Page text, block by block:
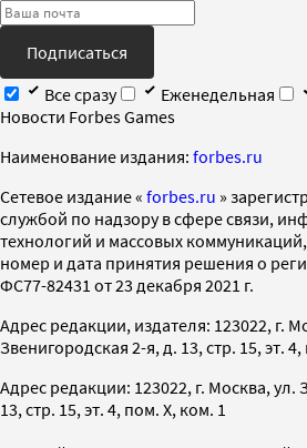
Подписаться
Все сразу
Еженедельная
Новости Forbes Games
Наименование издания: forbes.ru
Cетевое издание « forbes.ru »
службой по надзору в сфере связи,
технологий и массовых
номер и дата принятия решения о
ФС77-82431 от 23 декабря 2021 г.
Адрес редакции, издателя: 123022, г.
Звенигородская 2-я, д. 13, стр. 15, эт.
Адрес редакции: 123022, г. Москва, ул.
13, стр. 15, эт. 4, пом. X, ком. 1